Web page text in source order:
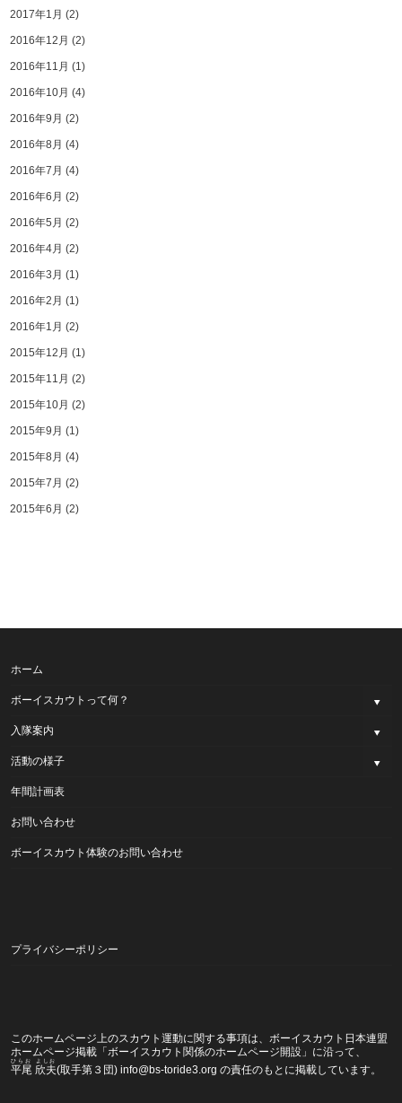
2017年1月 (2)
2016年12月 (2)
2016年11月 (1)
2016年10月 (4)
2016年9月 (2)
2016年8月 (4)
2016年7月 (4)
2016年6月 (2)
2016年5月 (2)
2016年4月 (2)
2016年3月 (1)
2016年2月 (1)
2016年1月 (2)
2015年12月 (1)
2015年11月 (2)
2015年10月 (2)
2015年9月 (1)
2015年8月 (4)
2015年7月 (2)
2015年6月 (2)
ホーム
ボーイスカウトって何？
入隊案内
活動の様子
年間計画表
お問い合わせ
ボーイスカウト体験のお問い合わせ
プライバシーポリシー
このホームページ上のスカウト運動に関する事項は、ボーイスカウト日本連盟
ホームページ掲載「ボーイスカウト関係のホームページ開設」 に沿って、
平尾 欣夫
ひらお よしお
(取手第３団) info@bs-toride3.org の責任のもとに掲載しています。